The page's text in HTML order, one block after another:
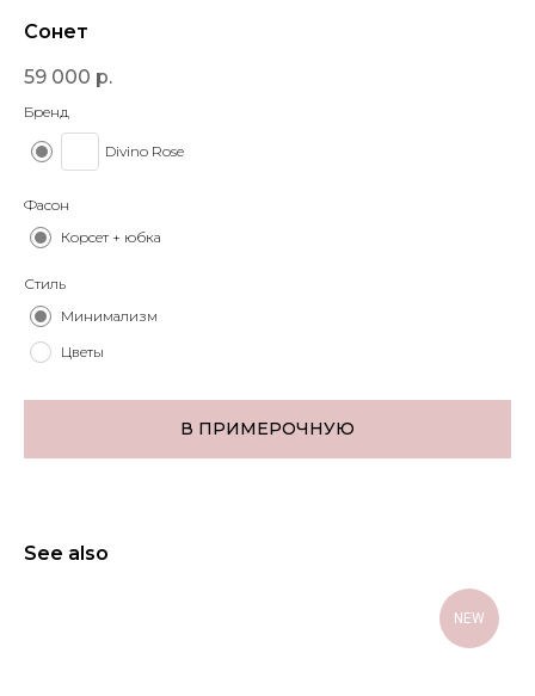
Сонет
59 000 р.
Бренд
Divino Rose
Фасон
Корсет + юбка
Стиль
Минимализм
Цветы
В ПРИМЕРОЧНУЮ
See also
NEW